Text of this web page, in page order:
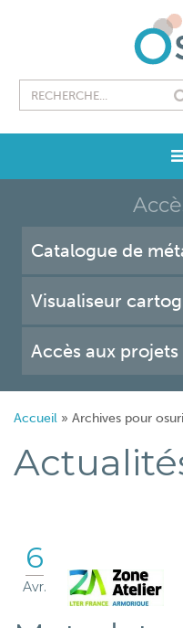
Catalogue de
Visualiseur
Accès aux projets
Accueil » Archives pour
6
Avr.